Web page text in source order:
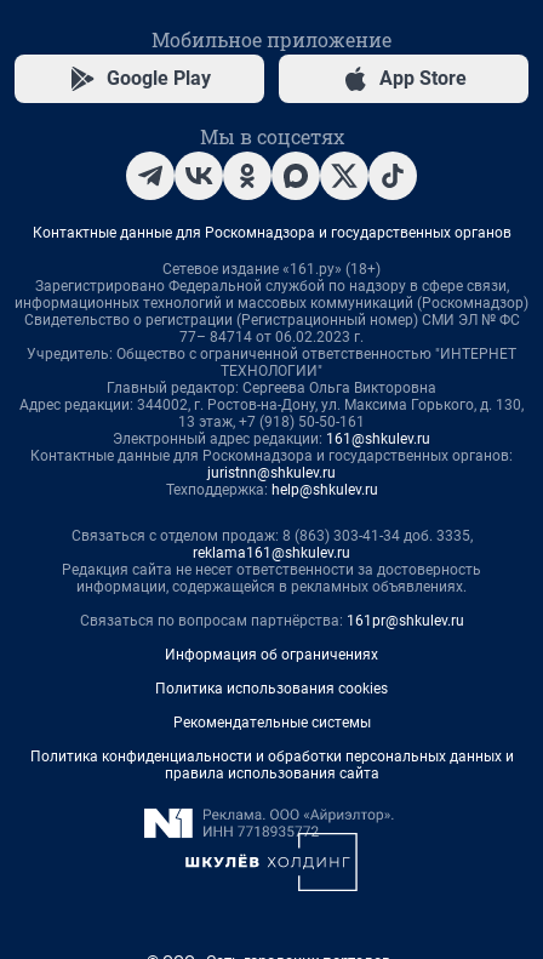
Мобильное приложение
Google Play App Store
Мы в соцсетях
Контактные данные для Роскомнадзора и государственных органов
Сетевое издание «161.ру» (18+)
Зарегистрировано Федеральной службой по надзору в сфере связи,
информационных технологий и массовых коммуникаций (Роскомнадзор)
Свидетельство о регистрации (Регистрационный номер) СМИ ЭЛ № ФС
77– 84714 от 06.02.2023 г.
Учредитель: Общество с ограниченной ответственностью "ИНТЕРНЕТ
ТЕХНОЛОГИИ"
Главный редактор: Сергеева Ольга Викторовна
Адрес редакции: 344002, г. Ростов-на-Дону, ул. Максима Горького, д. 130,
13 этаж, +7 (918) 50-50-161
Электронный адрес редакции: 161@shkulev.ru
Контактные данные для Роскомнадзора и государственных органов:
juristnn@shkulev.ru
Техподдержка: help@shkulev.ru
Связаться с отделом продаж: 8 (863) 303-41-34 доб. 3335,
reklama161@shkulev.ru
Редакция сайта не несет ответственности за достоверность
информации, содержащейся в рекламных объявлениях.
Связаться по вопросам партнёрства: 161pr@shkulev.ru
Информация об ограничениях
Политика использования cookies
Рекомендательные системы
Политика конфиденциальности и обработки персональных данных и
правила использования сайта